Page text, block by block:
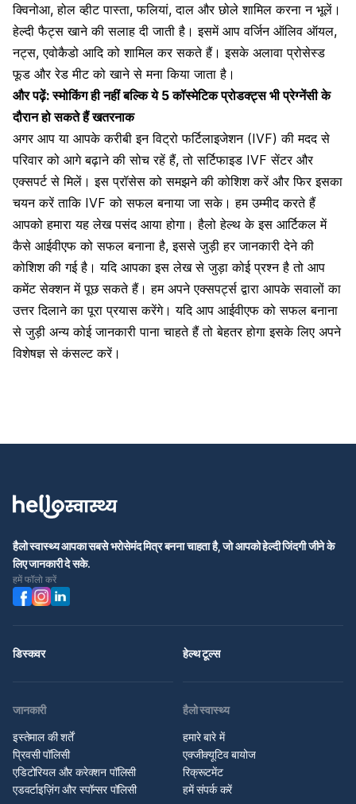
क्विनोआ, होल व्हीट पास्ता, फलियां, दाल और छोले शामिल करना न भूलें।
हेल्दी फैट्स खाने की सलाह दी जाती है। इसमें आप वर्जिन ऑलिव ऑयल,
नट्स, एवोकैडो आदि को शामिल कर सकते हैं। इसके अलावा प्रोसेस्ड
फूड और रेड मीट को खाने से मना किया जाता है।
और पढ़ें:स्मोकिंग ही नहीं बल्कि ये 5 कॉस्मेटिक प्रोडक्ट्स भी प्रेग्नेंसी के
दौरान हो सकते हैं खतरनाक
अगर आप या आपके करीबी इन विट्रो फर्टिलाइजेशन (IVF) की मदद से
परिवार को आगे बढ़ाने की सोच रहें हैं, तो सर्टिफाइड IVF सेंटर और
एक्सपर्ट से मिलें। इस प्रॉसेस को समझने की कोशिश करें और फिर इसका
चयन करें ताकि IVF को सफल बनाया जा सके। हम उम्मीद करते हैं
आपको हमारा यह लेख पसंद आया होगा। हैलो हेल्थ के इस आर्टिकल में
कैसे आईवीएफ को सफल बनाना है, इससे जुड़ी हर जानकारी देने की
कोशिश की गई है। यदि आपका इस लेख से जुड़ा कोई प्रश्न है तो आप
कमेंट सेक्शन में पूछ सकते हैं। हम अपने एक्सपर्ट्स द्वारा आपके सवालों का
उत्तर दिलाने का पूरा प्रयास करेंगे। यदि आप आईवीएफ को सफल बनाना
से जुड़ी अन्य कोई जानकारी पाना चाहते हैं तो बेहतर होगा इसके लिए अपने
विशेषज्ञ से कंसल्ट करें।
हैलो स्वास्थ्य आपका सबसे भरोसेमंद मित्र बनना चाहता है, जो आपको हेल्दी जिंदगी जीने के
लिए जानकारी दे सके.
हमें फॉलो करें
डिस्कवर हेल्थ टूल्स
जानकारी
इस्तेमाल की शर्तें
प्रिवसी पॉलिसी
एडिटोरियल और करेक्शन पॉलिसी
एडवर्टाइज़िंग और स्पॉन्सर पॉलिसी
हैलो स्वास्थ्य
हमारे बारे में
एक्जीक्यूटिव बायोज
रिक्रूटमेंट
हमें संपर्क करें